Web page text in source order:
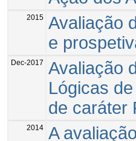
2015 Avaliação
e
Dec-2017
Avaliação
Lógicas
de caráter
2014 A